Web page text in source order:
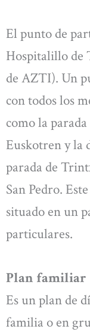
El punto de
Hospitalillo de
de AZTI). Un
con todos los
como la
Euskotren y la
parada de
San Pedro.
situado en un
particulares.
Plan familiar
Es un plan de
familia o en